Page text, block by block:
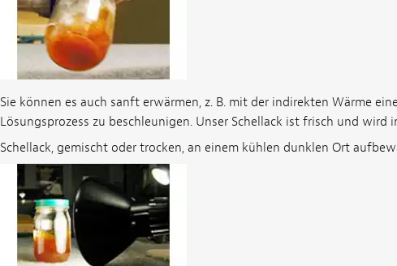
Sie können es auch sanft erwärmen, z. B. mit der indirekten Wärme
Lösungsprozess zu beschleunigen. Unser Schellack ist frisch und wird
Schellack, gemischt oder trocken, an einem kühlen dunklen Ort